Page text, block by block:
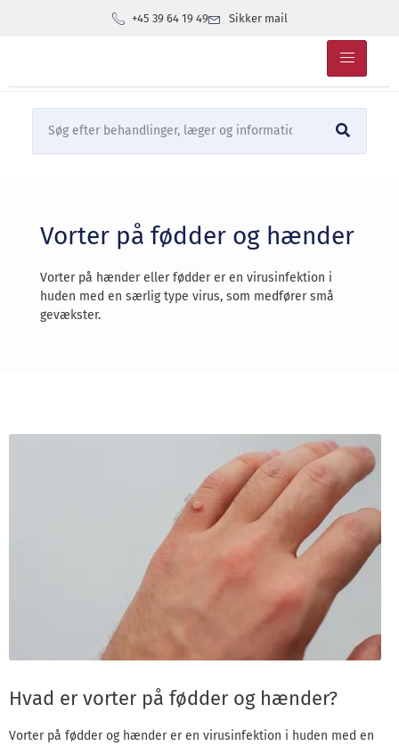
+45 39 64 19 49 Sikker mail
Vorter på fødder og hænder
Vorter på hænder eller fødder er en virusinfektion i
huden med en særlig type virus, som medfører små
gevækster.
Hvad er vorter på fødder og hænder?
Vorter på fødder og hænder er en virusinfektion i huden med en